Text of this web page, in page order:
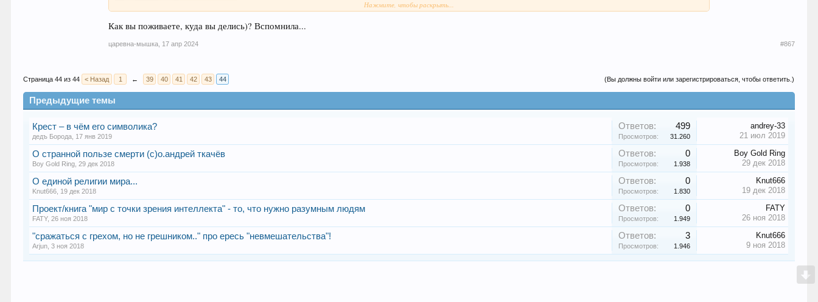
Нажмите, чтобы раскрыть...
Как вы поживаете, куда вы делись)? Вспомнила...
царевна-мышка 17 апр 2024 #867
(Вы должны войти или зарегистрироваться, чтобы ответить.)
Страница 44 из 44 < Назад 1 ← 39 40 41 42 43 44
Предыдущие темы
Крест – в чём его символика?
дедъ Борода 17 янв 2019
Ответов: 499
Просмотров: 31.260
andrey-33
21 июл 2019
О странной пользе смерти (с)о.андрей ткачёв
Boy Gold Ring ,29 дек 2018
Ответов: 0
Просмотров: 1.938
Boy Gold Ring
29 дек 2018
О единой религии мира...
Knut666 19 дек 2018
Ответов: 0
Просмотров: 1.830
Knut666
19 дек 2018
Проект/книга "мир с точки зрения интеллекта" - то, что нужно разумным людям
FATY,26 ноя 2018
Ответов: 0
Просмотров: 1.949
FATY
26 ноя 2018
"сражаться с грехом, но не грешником.." про ересь "невмешательства"!
Arjun ,3 ноя 2018
Ответов: 3
Просмотров: 1.946
Knut666
9 ноя 2018